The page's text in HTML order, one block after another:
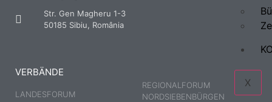
X
Str. Gen Magheru 1-3
50185 Sibiu, România
VERBÄNDE
LANDESFORUM
REGIONALFORUM
NORDSIEBENBÜRGEN